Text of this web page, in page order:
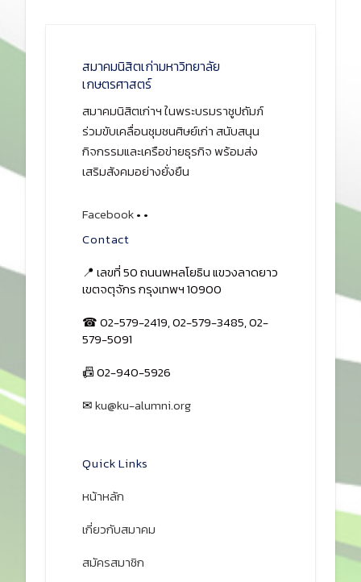
สมาคมนิสิตเก่ามหาวิทยาลัย
เกษตรศาสตร์
สมาคมนิสิตเก่าฯ ในพระบรมราชูปถัมภ์
ร่วมขับเคลื่อนชุมชนศิษย์เก่า สนับสนุน
กิจกรรมและเครือข่ายธุรกิจ พร้อมส่ง
เสริมสังคมอย่างยั่งยืน
Facebook• •
Contact
📍 เลขที่ 50 ถนนพหลโยธิน แขวงลาดยาว
เขตจตุจักร กรุงเทพฯ 10900
☎ 02-579-2419, 02-579-3485, 02-
579-5091
📠 02-940-5926
✉ku@ku-alumni.org
Quick Links
หน้าหลัก
เกี่ยวกับสมาคม
สมัครสมาชิก